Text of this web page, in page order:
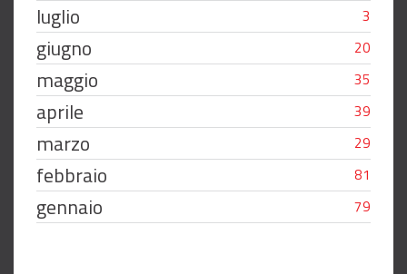
luglio 3
giugno 20
maggio 35
aprile 39
marzo 29
febbraio 81
gennaio 79